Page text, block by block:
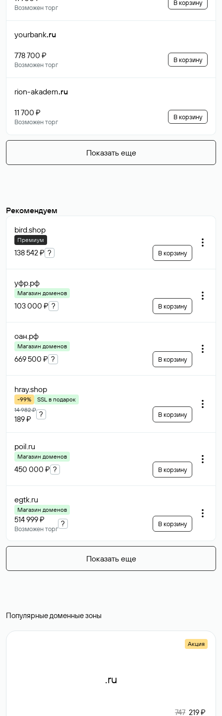
Возможен торг
В корзину
yourbank.ru
778 700 ₽
Возможен торг
В корзину
rion-akadem.ru
11 700 ₽
Возможен торг
В корзину
Показать еще
Рекомендуем
bird.shop
Премиум
138 542 ₽ ? В корзину
уфр.рф
Магазин доменов
103 000 ₽ ? В корзину
оан.рф
Магазин доменов
669 500 ₽ ? В корзину
hray.shop
-99%
SSL в подарок
14 982 ₽
189 ₽
? В корзину
poil.ru
Магазин доменов
450 000 ₽ ? В корзину
egtk.ru
Магазин доменов
514 999 ₽
Возможен торг
? В корзину
Показать еще
Популярные доменные зоны
Акция
.ru
747 219 ₽